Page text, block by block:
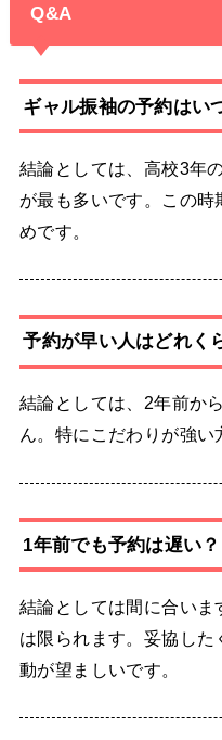
Q&A
ギャル振袖の予約はい
結論としては、高校3年
が最も多いです。この
めです。
予約が早い人はどれく
結論としては、2年前か
ん。特にこだわりが強い
1年前でも予約は遅い？
結論としては間に合い
は限られます。妥協し
動が望ましいです。